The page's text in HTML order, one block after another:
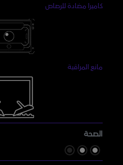
كاميرا مضادة للرصاص
مانع المراقبة
الصحة